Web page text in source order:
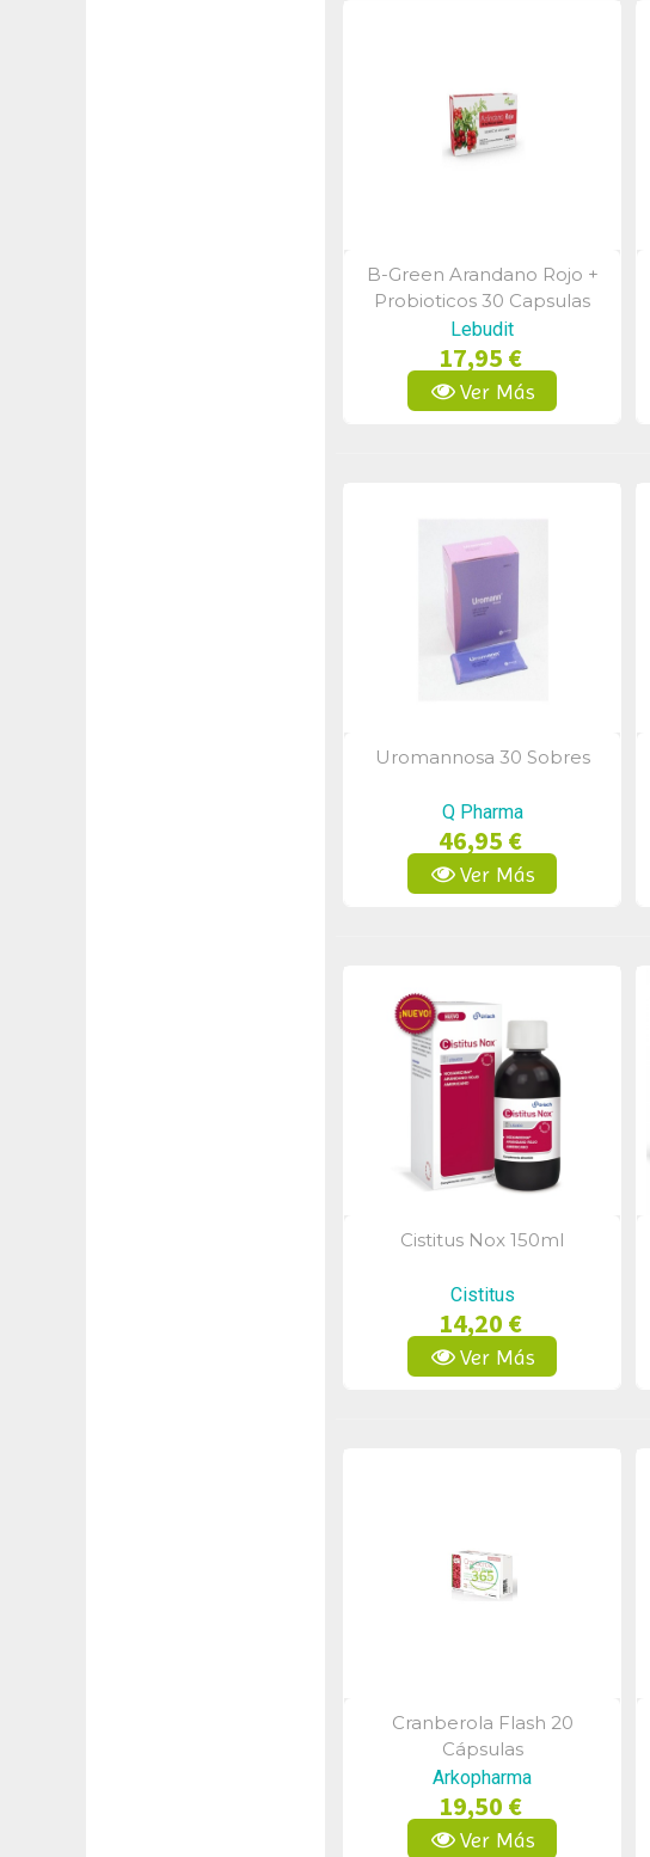
Vista Rápida
B-Green Arandano Rojo +
Probioticos 30 Capsulas
Lebudit
17,95 €
Ver Más
Vista Rápida
Uromannosa 30 Sobres
Q Pharma
46,95 €
Ver Más
Vista Rápida
Cistitus Nox 150ml
Cistitus
14,20 €
Ver Más
Vista Rápida
Cranberola Flash 20
Cápsulas
Arkopharma
19,50 €
Ver Más